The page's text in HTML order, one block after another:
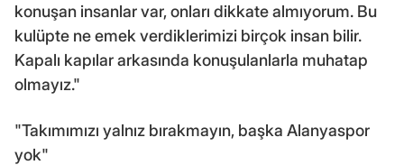
konuşan insanlar var, onları dikkate almıyorum. Bu
kulüpte ne emek verdiklerimizi birçok insan bilir.
Kapalı kapılar arkasında konuşulanlarla muhatap
olmayız."
"Takımımızı yalnız bırakmayın, başka Alanyaspor
yok"